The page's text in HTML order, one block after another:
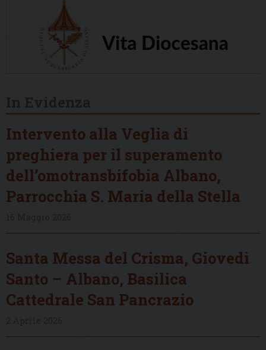
Intervento alla Veglia di
preghiera per il superamento
dell’omotransbifobia Albano,
Parrocchia S. Maria della Stella
Santa Messa del Crisma, Giovedì
Santo – Albano, Basilica
Cattedrale San Pancrazio